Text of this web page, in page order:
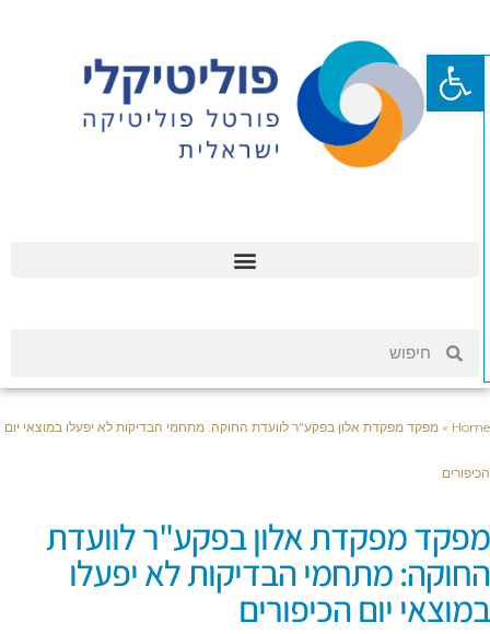
»מפקד מפקדת אלון בפקע"ר לוועדת החוקה: מתחמי הבדיקות לא יפעלו במוצאי יום
מפקדת אלון בפקע"ר לוועדת
מתחמי הבדיקות לא יפעלו
יום הכיפורים
פתח סרגל נגישות